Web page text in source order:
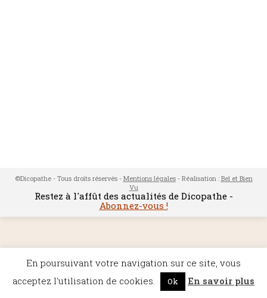
©Dicopathe - Tous droits réservés - Mentions légales- Réalisation : Bel et Bien
Vu
Restez à l'affût des actualités de Dicopathe -
Abonnez-vous !
En poursuivant votre navigation sur ce site, vous
acceptez l'utilisation de cookies.
Ok En savoir plus